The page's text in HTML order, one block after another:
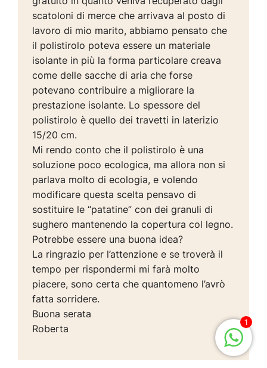
scatoloni di merce che arrivava al posto di
lavoro di mio marito, abbiamo pensato che
il polistirolo poteva essere un materiale
isolante in più la forma particolare creava
come delle sacche di aria che forse
potevano contribuire a migliorare la
prestazione isolante. Lo spessore del
polistirolo è quello dei travetti in laterizio
15/20 cm.
Mi rendo conto che il polistirolo è una
soluzione poco ecologica, ma allora non si
parlava molto di ecologia, e volendo
modificare questa scelta pensavo di
sostituire le “patatine” con dei granuli di
sughero mantenendo la copertura col legno.
Potrebbe essere una buona idea?
La ringrazio per l’attenzione e se troverà il
tempo per rispondermi mi farà molto
piacere, sono certa che quantomeno l’avrò
fatta sorridere.
Buona serata
Roberta
1